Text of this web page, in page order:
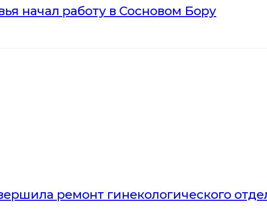
начал работу в Сосновом Бору
ремонт гинекологического